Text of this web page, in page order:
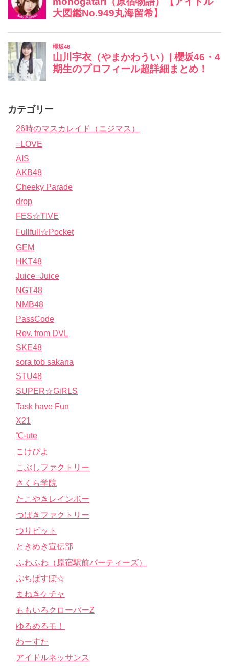
カテゴリー
26時のマスカレイド（ニジマス）
=LOVE
AIS
AKB48
Cheeky Parade
drop
FES☆TIVE
Fullfull☆Pocket
GEM
HKT48
Juice=Juice
NGT48
NMB48
PassCode
Rev. from DVL
SKE48
sora tob sakana
STU48
SUPER☆GiRLS
Task have Fun
X21
℃-ute
こけぴよ
こぶしファクトリー
さくら学院
たこやきレインボー
つばきファクトリー
つりビット
ときめき宣伝部
ふわふわ（原宿駅前パーティーズ）
ぷちぱすぽ☆
まねきケチャ
ももいろクローバーZ
ゆるめるモ！
わーすた
アイドルネッサンス